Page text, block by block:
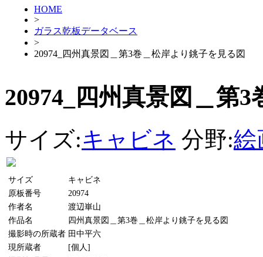
HOME
>
ガラス乾板データベース
>
20974_四州真景図＿第3巻＿松岸より銚子を見る図
20974_四州真景図＿第
サイズ:キャビネ 分野:絵
サイズ
キャビネ
原板番号
20974
作者名
渡辺崋山
作品名
四州真景図＿第3巻＿松岸より銚子を見る図
撮影時の所蔵者 田中平六
現所蔵者
[個人]